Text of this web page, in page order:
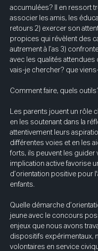
accumulées? Il en ressort
associer les amis, les
retours 2) exercer son
propices qui révèlent des
autrement à l’as 3)
avec les qualités attendues
vais-je chercher? que
Comment faire, quels
Les parents jouent un rôle
en les soutenant dans la
attentivement leurs
différentes voies et en les
forts, ils peuvent les guider
implication active favorise
d’orientation positive pour
enfants.
Quelle démarche
jeune avec le concours
enjeux que nous avons
dispositifs expérimentaux,
volontaires en service